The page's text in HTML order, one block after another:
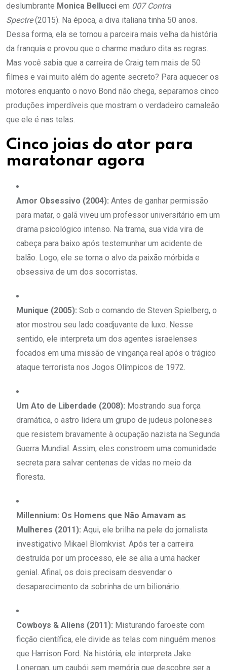
deslumbrante Monica Bellucci em 007 Contra
Spectre(2015). Na época, a diva italiana tinha 50 anos.
Dessa forma, ela se tornou a parceira mais velha da história
da franquia e provou que o charme maduro dita as regras.
Mas você sabia que a carreira de Craig tem mais de 50
filmes e vai muito além do agente secreto? Para aquecer os
motores enquanto o novo Bond não chega, separamos cinco
produções imperdíveis que mostram o verdadeiro camaleão
que ele é nas telas.
Cinco joias do ator para
maratonar agora
Amor Obsessivo (2004): Antes de ganhar permissão
para matar, o galã viveu um professor universitário em um
drama psicológico intenso. Na trama, sua vida vira de
cabeça para baixo após testemunhar um acidente de
balão. Logo, ele se torna o alvo da paixão mórbida e
obsessiva de um dos socorristas.
Munique (2005): Sob o comando de Steven Spielberg, o
ator mostrou seu lado coadjuvante de luxo. Nesse
sentido, ele interpreta um dos agentes israelenses
focados em uma missão de vingança real após o trágico
ataque terrorista nos Jogos Olímpicos de 1972.
Um Ato de Liberdade (2008): Mostrando sua força
dramática, o astro lidera um grupo de judeus poloneses
que resistem bravamente à ocupação nazista na Segunda
Guerra Mundial. Assim, eles constroem uma comunidade
secreta para salvar centenas de vidas no meio da
floresta.
Millennium: Os Homens que Não Amavam as
Mulheres (2011): Aqui, ele brilha na pele do jornalista
investigativo Mikael Blomkvist. Após ter a carreira
destruída por um processo, ele se alia a uma hacker
genial. Afinal, os dois precisam desvendar o
desaparecimento da sobrinha de um bilionário.
Cowboys & Aliens (2011): Misturando faroeste com
ficção científica, ele divide as telas com ninguém menos
que Harrison Ford. Na história, ele interpreta Jake
Lonergan, um caubói sem memória que descobre ser a